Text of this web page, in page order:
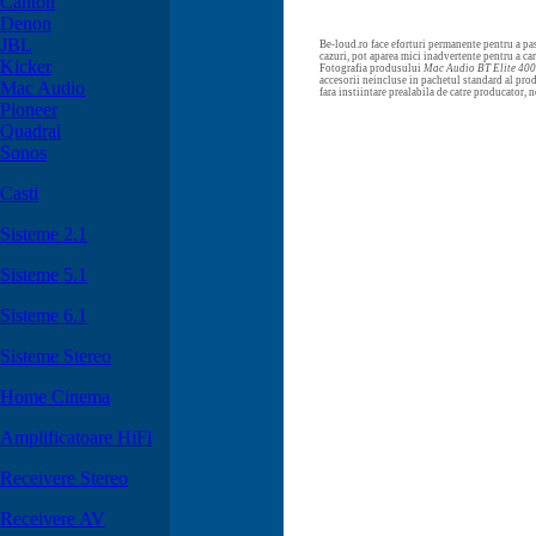
Denon
JBL
Kicker
Mac Audio
Pioneer
Quadral
Sonos
Casti
Sisteme 2.1
Sisteme 5.1
Sisteme 6.1
Sisteme Stereo
Home Cinema
Amplificatoare HiFi
Receivere Stereo
Receivere AV
Be-loud.ro face eforturi permanente pentru a
cazuri, pot aparea mici inadvertente pentru a
Fotografia produsului Mac Audio BT Elite
accesorii neincluse in pachetul standard al
fara instiintare prealabila de catre